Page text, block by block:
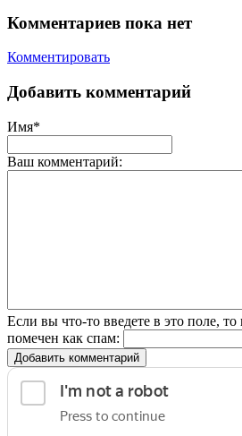
Комментариев пока нет
Комментировать
Добавить комментарий
Имя*
Ваш комментарий:
Если вы что-то введете в это поле,
помечен как спам:
Добавить комментарий